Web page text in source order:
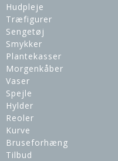
Hudpleje
Træfigurer
Sengetøj
Smykker
Plantekasser
Morgenkåber
Vaser
Spejle
Hylder
Reoler
Kurve
Bruseforhæng
Tilbud